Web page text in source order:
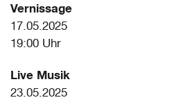
Vernissage
17.05.2025
19:00 Uhr
Live Musik
23.05.2025